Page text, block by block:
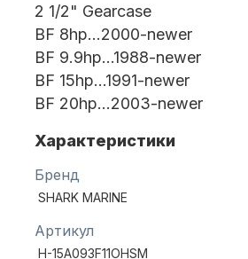
Автохолодильник KYODA
Дистанционное управление
2 1/2" Gearcase
BF 8hp…2000-newer
BF 9.9hp…1988-newer
BF 15hp…1991-newer
BF 20hp…2003-newer
Характеристики
Бренд
SHARK MARINE
Артикул
H-15A093F11OHSM